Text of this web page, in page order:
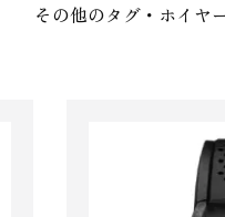
その他のタグ・ホイヤ